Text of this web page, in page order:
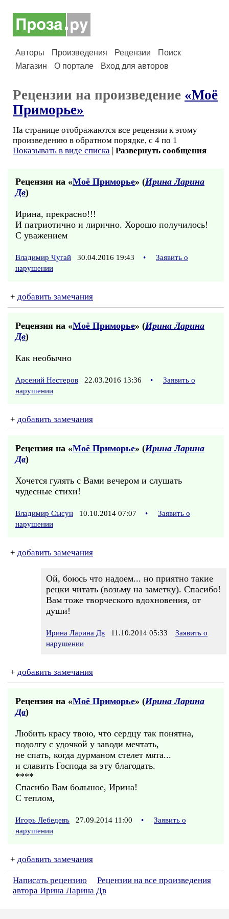
Авторы Произведения Рецензии
Поиск
Магазин
О портале Вход для авторов
Рецензии на произведение «Моё
Приморье»
На странице отображаются все рецензии к этому
произведению в обратном порядке, с 4 по 1
Показывать в виде списка | Развернуть сообщения
Рецензия на «Моё Приморье» (Ирина Ларина
Дв)
Ирина, прекрасно!!!
И патриотично и лирично. Хорошо получилось!
С уважением
Владимир Чугай 30.04.2016 19:43 •
Заявить о
нарушении
+ добавить замечания
Рецензия на «Моё Приморье» (Ирина Ларина
Дв)
Как необычно
Арсений Нестеров 22.03.2016 13:36 •
Заявить о
нарушении
+ добавить замечания
Рецензия на «Моё Приморье» (Ирина Ларина
Дв)
Хочется гулять с Вами вечером и слушать
чудесные стихи!
Владимир Сысун 10.10.2014 07:07 •
Заявить о
нарушении
+ добавить замечания
Ой, боюсь что надоем... но приятно такие
рецки читать (возьму на заметку). Спасибо!
Вам тоже творческого вдохновения, от
души!
Ирина Ларина Дв 11.10.2014 05:33
Заявить о
нарушении
+ добавить замечания
Рецензия на «Моё Приморье» (Ирина Ларина
Дв)
Любить красу твою, что сердцу так понятна,
подолгу с удочкой у заводи мечтать,
не спать, когда дурманом стелет мята...
и славить Господа за эту благодать.
****
Спасибо Вам большое, Ирина!
С теплом,
Игорь Лебедевъ 27.09.2014 11:00 •
Заявить о
нарушении
+ добавить замечания
Написать рецензию
Рецензии на все произведения
автора Ирина Ларина Дв